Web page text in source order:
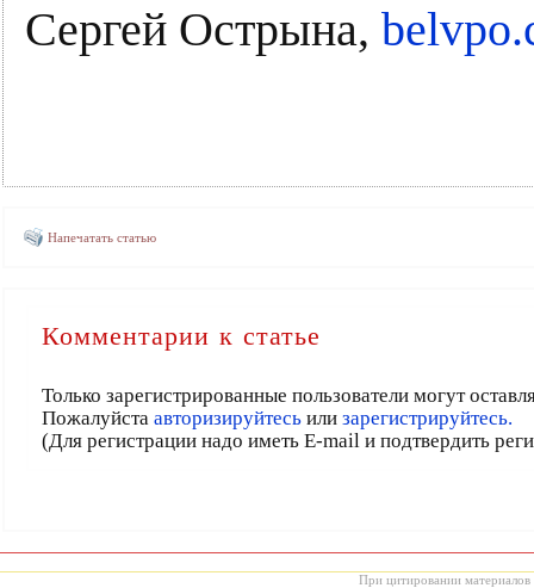
Сергей Острына,
Напечатать статью
Комментарии к статье
Только зарегистрированные пользователи могут
Пожалуйста авторизируйтесьили зарегистрируйтесь.
(Для регистрации надо иметь E-mail и подтвердить
При цитировании материалов